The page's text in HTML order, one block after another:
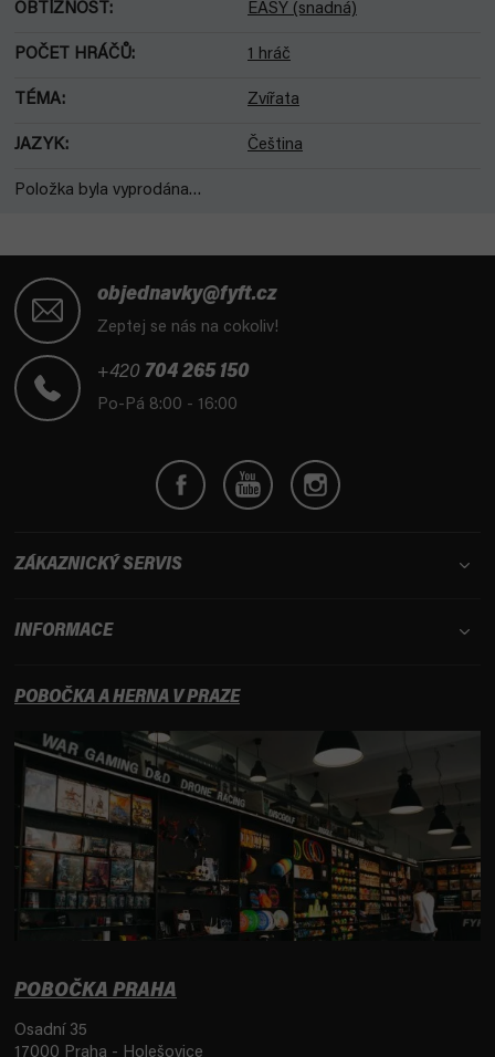
OBTÍŽNOST : EASY (snadná)
POČET HRÁČŮ: 1 hráč
TÉMA: Zvířata
JAZYK: Čeština
Položka byla vyprodána…
objednavky@fyft.cz
Zeptej se nás na cokoliv!
+420 704 265 150
Po-Pá 8:00 - 16:00
ZÁKAZNICKÝ SERVIS
INFORMACE
POBOČKA A HERNA V PRAZE
POBOČKA PRAHA
Osadní 35
17000 Praha - Holešovice